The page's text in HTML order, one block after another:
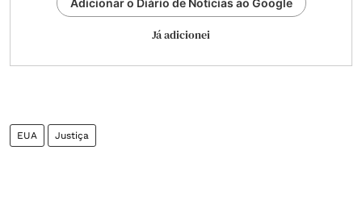
Já adicionei
EUA Justiça